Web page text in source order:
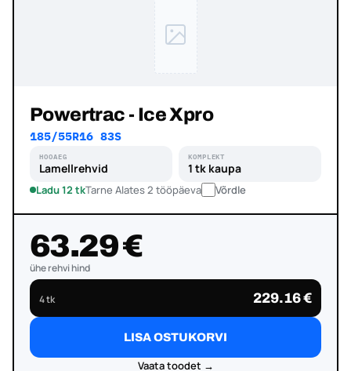
Powertrac - Ice Xpro
185/55R16 83S
HOOAEG
Lamellrehvid
KOMPLEKT
1 tk kaupa
Ladu 12 tkTarne Alates 2 tööpäeva Võrdle
63.29 €
ühe rehvi hind
4 tk 229.16 €
LISA OSTUKORVI
Vaata toodet →